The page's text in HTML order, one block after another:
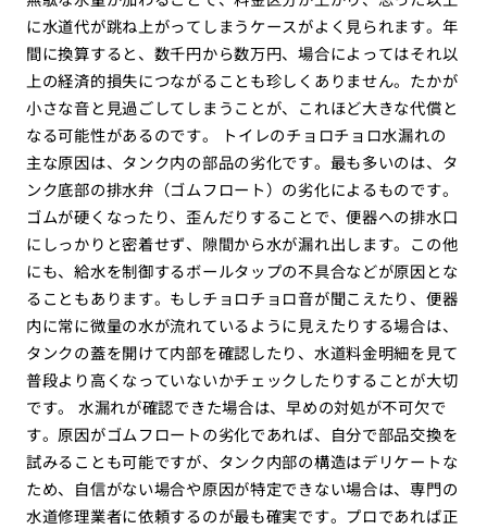
に水道代が跳ね上がってしまうケースがよく見られます。年
間に換算すると、数千円から数万円、場合によってはそれ以
上の経済的損失につながることも珍しくありません。たかが
小さな音と見過ごしてしまうことが、これほど大きな代償と
なる可能性があるのです。 トイレのチョロチョロ水漏れの
主な原因は、タンク内の部品の劣化です。最も多いのは、タ
ンク底部の排水弁（ゴムフロート）の劣化によるものです。
ゴムが硬くなったり、歪んだりすることで、便器への排水口
にしっかりと密着せず、隙間から水が漏れ出します。この他
にも、給水を制御するボールタップの不具合などが原因とな
ることもあります。もしチョロチョロ音が聞こえたり、便器
内に常に微量の水が流れているように見えたりする場合は、
タンクの蓋を開けて内部を確認したり、水道料金明細を見て
普段より高くなっていないかチェックしたりすることが大切
です。 水漏れが確認できた場合は、早めの対処が不可欠で
す。原因がゴムフロートの劣化であれば、自分で部品交換を
試みることも可能ですが、タンク内部の構造はデリケートな
ため、自信がない場合や原因が特定できない場合は、専門の
水道修理業者に依頼するのが最も確実です。プロであれば正